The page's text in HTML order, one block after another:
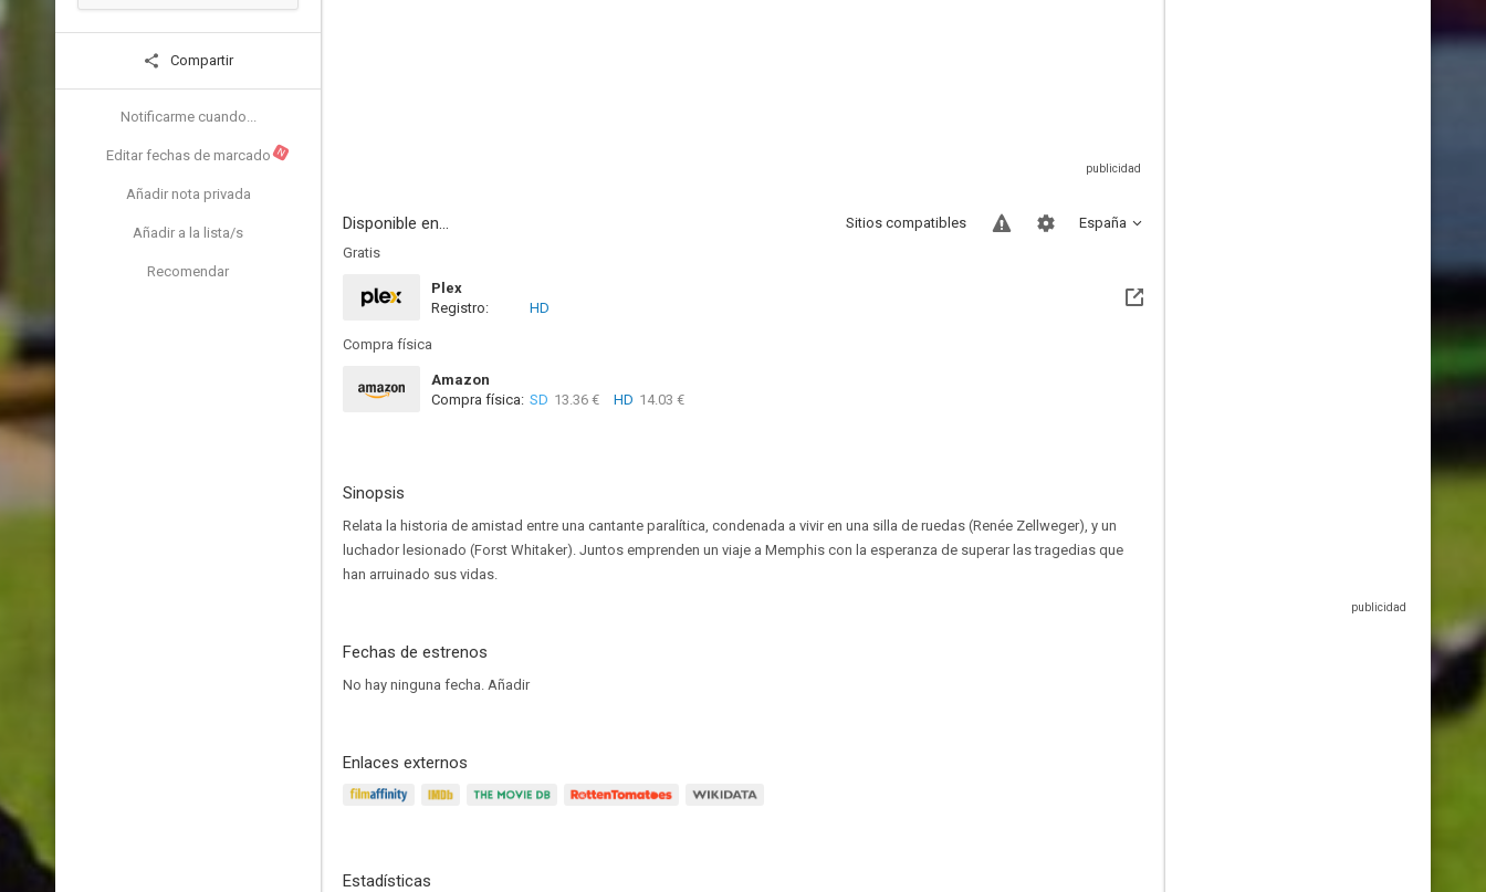
Compartir
Notificarme cuando...
Editar fechas de marcado N
Añadir nota privada
Añadir a la lista/s
Recomendar
Disponible en... España
Sitios compatibles
Gratis
Plex
Registro:
HD
Compra física
Amazon
Compra física: SD 13.36 € HD 14.03 €
Sinopsis
Relata la historia de amistad entre una cantante paralítica, condenada a vivir en una silla de ruedas (Renée Zellweger), y un
luchador lesionado (Forst Whitaker). Juntos emprenden un viaje a Memphis con la esperanza de superar las tragedias que
han arruinado sus vidas.
Fechas de estrenos
No hay ninguna fecha. Añadir
Enlaces externos
Estadísticas